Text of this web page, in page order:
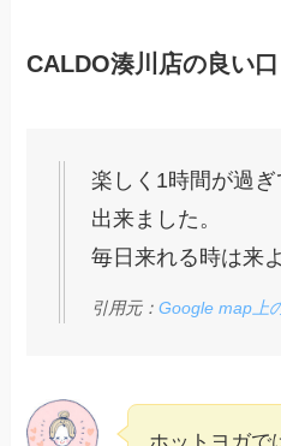
CALDO湊川店の良い
楽しく1時間が過
出来ました。
毎日来れる時は来
引用元：Google map上